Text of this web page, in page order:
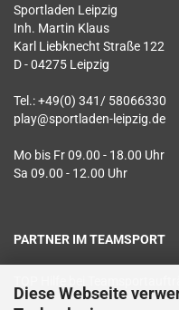
Diese Webseite
Sportladen Leipzig
Inh. Martin Klaus
Karl Liebknecht Straße 122
D - 04275 Leipzig
Tel.: +49(0) 341/ 58066330
play@sportladen-leipzig.de
Mo bis Fr 09.00 - 18.00 Uhr
Sa 09.00 - 12.00 Uhr
PARTNER IM TEAMSPORT